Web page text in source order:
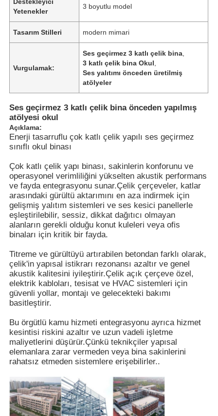
Ürünler
VİDEOLAR
Fabrika turu
Kalite kontrol
Bize ulaşın
Tüm servis talepleri
Yetenekler
3 boyutlu model
Tasarım Stilleri modern mimari
Vurgulamak:
Ses geçirmez 3 katlı çelik bina
3 katlı çelik bina Okul
Ses yalıtımı önceden üretilmiş
atölyeler
Ses geçirmez 3 katlı çelik bina önceden yapılmış
atölyesi okul
Açıklama:
Enerji tasarruflu çok katlı çelik yapılı ses geçirmez
sınıflı okul binası
Çok katlı çelik yapı binası, sakinlerin konforunu ve
operasyonel verimliliğini yükselten akustik performans
ve fayda entegrasyonu sunar.Çelik çerçeveler, katlar
arasındaki gürültü aktarımını en aza indirmek için
gelişmiş yalıtım sistemleri ve ses kesici panellerle
eşleştirilebilir, sessiz, dikkat dağıtıcı olmayan
alanların gerekli olduğu konut kuleleri veya ofis
binaları için kritik bir fayda.
Titreme ve gürültüyü artırabilen betondan farklı olarak,
çelik'in yapısal istikrarı rezonansı azaltır ve genel
akustik kalitesini iyileştirir.Çelik açık çerçeve özel,
elektrik kabloları, tesisat ve HVAC sistemleri için
güvenli yollar, montajı ve gelecekteki bakımı
basitleştirir.
Bu örgütlü kamu hizmeti entegrasyonu ayrıca hizmet
kesintisi riskini azaltır ve uzun vadeli işletme
maliyetlerini düşürür.Çünkü teknikçiler yapısal
elemanlara zarar vermeden veya bina sakinlerini
rahatsız etmeden sistemlere erişebilirler..